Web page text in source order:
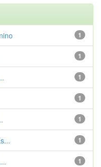
1
1
1
1
1
1
1